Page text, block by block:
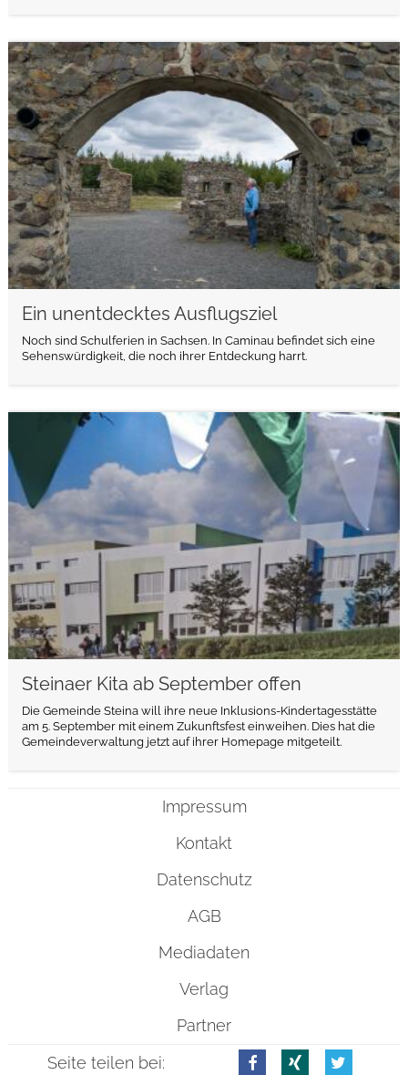
Ein unentdecktes Ausflugsziel
Noch sind Schulferien in Sachsen. In Caminau befindet sich eine
Sehenswürdigkeit, die noch ihrer Entdeckung harrt.
weiterlesen
Steinaer Kita ab September offen
Die Gemeinde Steina will ihre neue Inklusions-Kindertagesstätte
am 5. September mit einem Zukunftsfest einweihen. Dies hat die
Gemeindeverwaltung jetzt auf ihrer Homepage mitgeteilt.
weiterlesen
Impressum
Kontakt
Datenschutz
AGB
Mediadaten
Verlag
Partner
Seite teilen bei: